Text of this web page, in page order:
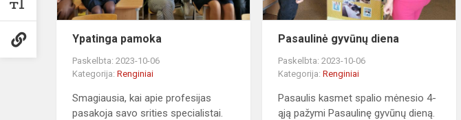
Ypatinga pamoka
Paskelbta: 2023-10-06
Kategorija: Renginiai
Smagiausia, kai apie profesijas
pasakoja savo srities specialistai.
Pasaulinė gyvūnų diena
Paskelbta: 2023-10-06
Kategorija:Renginiai
Pasaulis kasmet spalio mėnesio 4-
ąją pažymi Pasaulinę gyvūnų dieną.